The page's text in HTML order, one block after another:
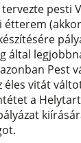
tervezte pesti
étterem
által
Pest
éles vitát
a